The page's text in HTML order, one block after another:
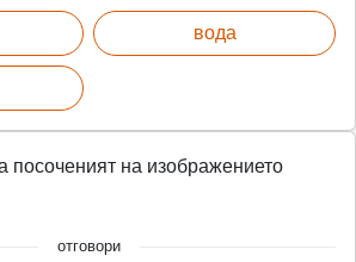
вода
посоченият на изображението
отговори